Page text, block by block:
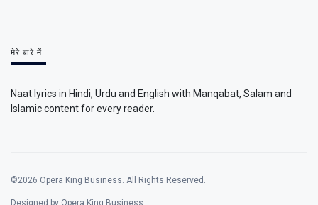
मेरे बारे में
Naat lyrics in Hindi, Urdu and English with Manqabat, Salam and
Islamic content for every reader.
©2026 Opera King Business. All Rights Reserved.